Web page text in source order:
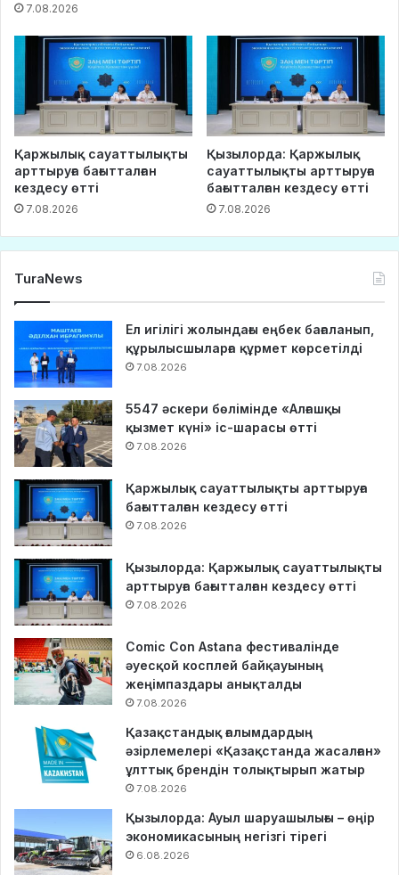
7.08.2026
Қаржылық сауаттылықты
арттыруға бағытталған
кездесу өтті
7.08.2026
Қызылорда: Қаржылық
сауаттылықты арттыруға
бағытталған кездесу өтті
7.08.2026
TuraNews
Ел игілігі жолындағы еңбек бағаланып,
құрылысшыларға құрмет көрсетілді
7.08.2026
5547 әскери бөлімінде «Алғашқы
қызмет күні» іс-шарасы өтті
7.08.2026
Қаржылық сауаттылықты арттыруға
бағытталған кездесу өтті
7.08.2026
Қызылорда: Қаржылық сауаттылықты
арттыруға бағытталған кездесу өтті
7.08.2026
Comic Con Astana фестивалінде
әуесқой косплей байқауының
жеңімпаздары анықталды
7.08.2026
Қазақстандық ғалымдардың
әзірлемелері «Қазақстанда жасалған»
ұлттық брендін толықтырып жатыр
7.08.2026
Қызылорда: Ауыл шаруашылығы – өңір
экономикасының негізгі тірегі
6.08.2026